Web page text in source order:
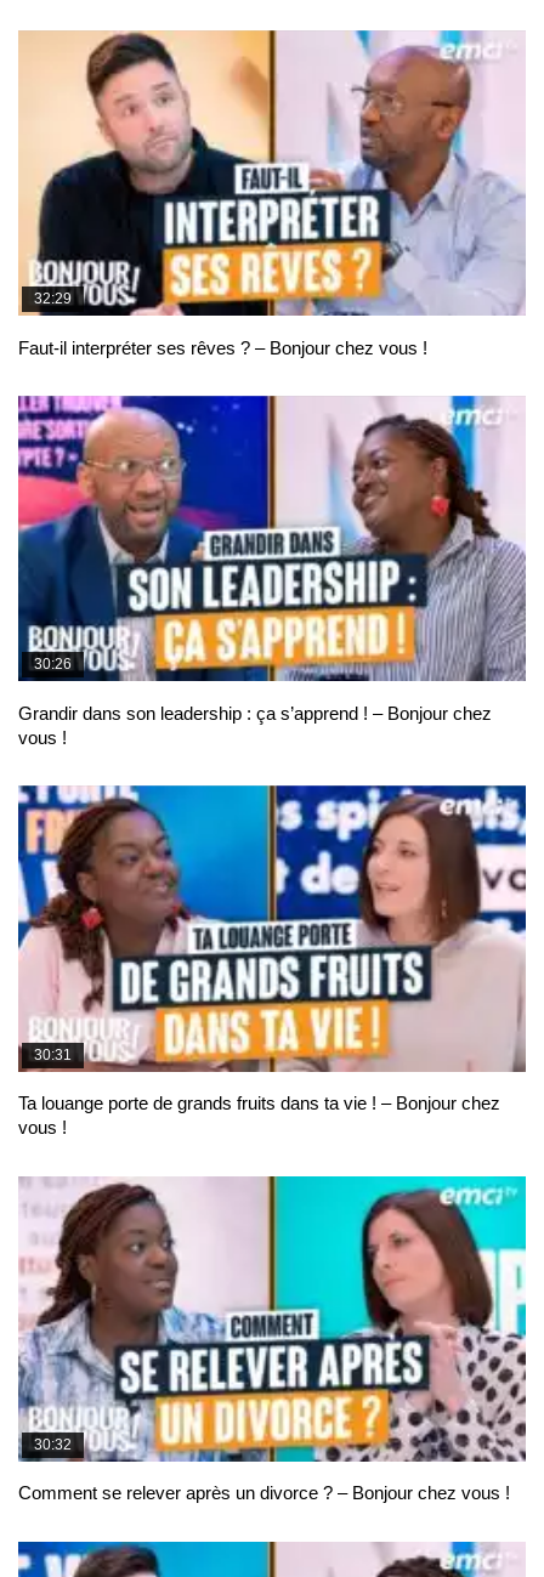
32:29
Faut-il interpréter ses rêves ? – Bonjour chez vous !
30:26
Grandir dans son leadership : ça s’apprend ! – Bonjour chez
vous !
30:31
Ta louange porte de grands fruits dans ta vie ! – Bonjour chez
vous !
30:32
Comment se relever après un divorce ? – Bonjour chez vous !